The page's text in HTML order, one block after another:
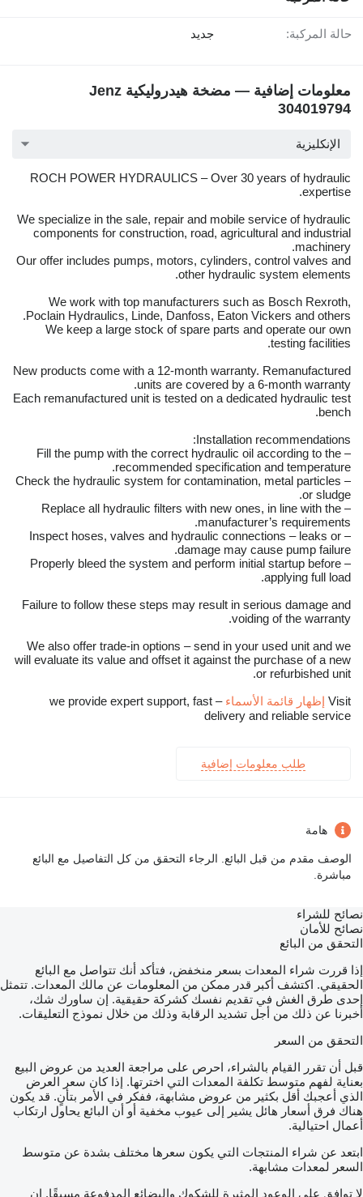
حالة المركبة: جديد
معلومات إضافية — مضخة هيدروليكية Jenz
304019794
الإنكليزية
ROCH POWER HYDRAULICS – Over 30 years of hydraulic
expertise.
We specialize in the sale, repair and mobile service of hydraulic
components for construction, road, agricultural and industrial
machinery.
Our offer includes pumps, motors, cylinders, control valves and
other hydraulic system elements.
We work with top manufacturers such as Bosch Rexroth,
Poclain Hydraulics, Linde, Danfoss, Eaton Vickers and others.
We keep a large stock of spare parts and operate our own
testing facilities.
New products come with a 12-month warranty. Remanufactured
units are covered by a 6-month warranty.
Each remanufactured unit is tested on a dedicated hydraulic test
bench.
Installation recommendations:
– Fill the pump with the correct hydraulic oil according to the
recommended specification and temperature.
– Check the hydraulic system for contamination, metal particles
or sludge.
– Replace all hydraulic filters with new ones, in line with the
manufacturer’s requirements.
– Inspect hoses, valves and hydraulic connections – leaks or
damage may cause pump failure.
– Properly bleed the system and perform initial startup before
applying full load.
Failure to follow these steps may result in serious damage and
voiding of the warranty.
We also offer trade-in options – send in your used unit and we
will evaluate its value and offset it against the purchase of a new
or refurbished unit.
Visit إظهار قائمة الأسماء
– we provide expert support, fast
delivery and reliable service
طلب معلومات إضافية
هامة
الوصف مقدم من قبل البائع. الرجاء التحقق من كل التفاصيل مع البائع
مباشرة.
نصائح للشراء
نصائح للأمان
التحقق من البائع
إذا قررت شراء المعدات بسعر منخفض، فتأكد أنك تتواصل مع البائع
الحقيقي. اكتشف أكبر قدر ممكن من المعلومات عن مالك المعدات. تتمثل
إحدى طرق الغش في تقديم نفسك كشركة حقيقية. إن ساورك شك،
أخبرنا عن ذلك من أجل تشديد الرقابة وذلك من خلال نموذج التعليقات.
التحقق من السعر
قبل أن تقرر القيام بالشراء، احرص على مراجعة العديد من عروض البيع
بعناية لفهم متوسط تكلفة المعدات التي اخترتها. إذا كان سعر العرض
الذي أعجبك أقل بكثير من عروض مشابهة، ففكر في الأمر بتأنٍ. قد يكون
هناك فرق أسعار هائل يشير إلى عيوب مخفية أو أن البائع يحاول ارتكاب
أعمال احتيالية.
ابتعد عن شراء المنتجات التي يكون سعرها مختلف بشدة عن متوسط
السعر لمعدات مشابهة.
لا توافق على الوعود المثيرة للشكوك والبضائع المدفوعة مسبقًا. إن